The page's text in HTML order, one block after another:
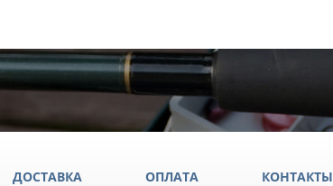
ДОСТАВКА ОПЛАТА КОНТАКТЫ